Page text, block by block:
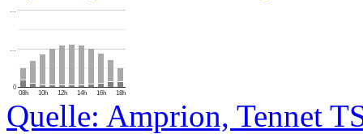
08h 10h 12h 14h 16h 18h
0
…
…
Quelle: Amprion, Tennet